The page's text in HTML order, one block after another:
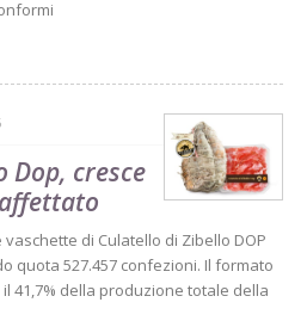
Dop, cresce
di Culatello di Zibello DOP
quota 527.457 confezioni. Il formato
41,7% della produzione totale della